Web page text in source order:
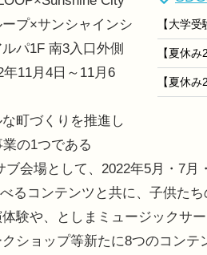
プ×サンシャインシ
パ1F 南3入口外側
11月4日～11月6
町づくりを推進し
の1つである
ブ会場として、2022年5月・7月
るコンテンツと共に、子供た
験や、としまミュージックサ
ショップ等新たに8つのコンテ